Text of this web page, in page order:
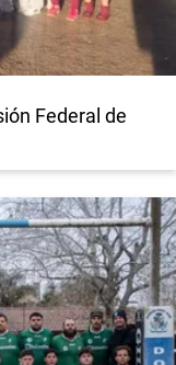
Federal de